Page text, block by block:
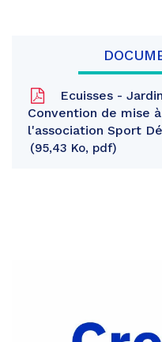
Ecuisses -
Convention de mise
l'association Sport
95,43 Ko, pdf
Facebook
Partager